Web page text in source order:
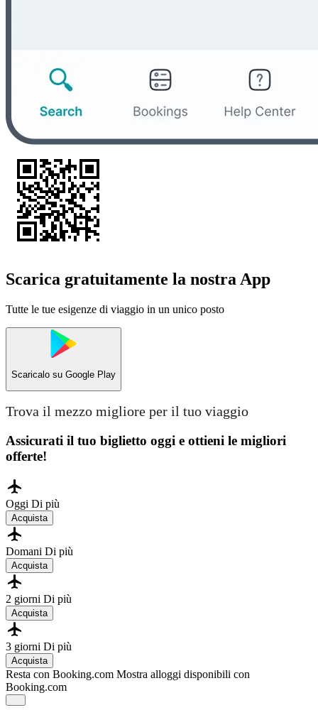
Scarica gratuitamente la nostra App
Tutte le tue esigenze di viaggio in un unico posto
Scaricalo su Google Play
Trova il mezzo migliore per il tuo viaggio
Assicurati il ​​tuo biglietto oggi e ottieni le migliori
offerte!
Oggi Di più
Acquista
Domani Di più
Acquista
2 giorni Di più
Acquista
3 giorni Di più
Acquista
Resta con Booking.com Mostra alloggi disponibili con
Booking.com